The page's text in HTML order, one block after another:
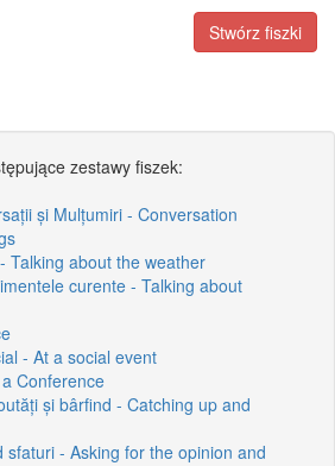
Stwórz fiszki
zestawy fiszek:
și Mulțumiri - Conversation
Talking about the weather
curente - Talking about
- At a social event
Conference
și bârfind - Catching up and
sfaturi - Asking for the opinion and